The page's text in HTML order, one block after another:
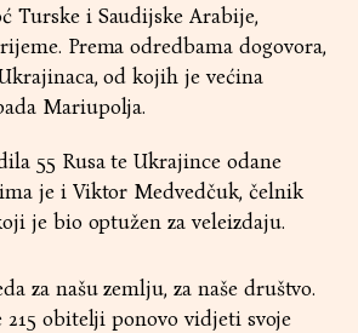
Turske i Saudijske Arabije,
Prema odredbama dogovora,
od kojih je većina
Mariupolja.
55 Rusa te Ukrajince odane
je i Viktor Medvedčuk, čelnik
je bio optužen za veleizdaju.
za našu zemlju, za naše društvo.
215 obitelji ponovo vidjeti svoje